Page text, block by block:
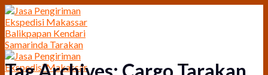
Skip
to
content